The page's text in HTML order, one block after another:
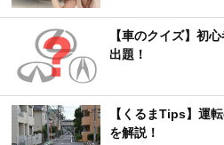
【車のクイズ】初
出題！
【くるまTips】運
を解説！